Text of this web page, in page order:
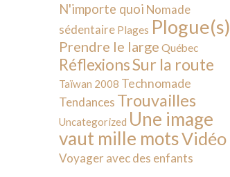
N'importe quoi Nomade
sédentaire Plages Plogue(s)
Prendre le large Québec
RéflexionsSur la route
Taïwan 2008 Technomade
Tendances Trouvailles
Uncategorized Une image
vaut mille motsVidéo
Voyager avec des enfants